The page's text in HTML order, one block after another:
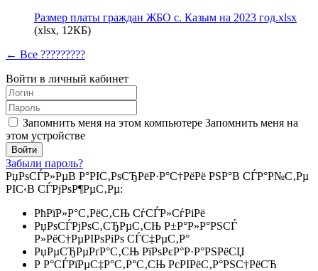
Размер платы граждан ЖБО с. Казым на 2023 год.xlsx
(xlsx, 12КБ)
← Все ?????????
Войти в личный кабинет
Запомнить меня на этом компьютере Запомнить меня на
этом устройстве
Забыли пароль?
РџРѕСЃР»РµВ Р°РІС‚РѕСЂРёР·Р°С†РёРё РЅР°В СЃР°Р№С‚Рµ
РІС‹В СЃРјРѕР¶РµС‚Рµ:
РћРїР»Р°С‚РёС‚СЊ СѓСЃР»СѓРіРё
РџРѕСЃРјРѕС‚СЂРµС‚СЊ Р±Р°Р»Р°РЅСЃ
Р»РёС†РµРІРѕРіРѕ СЃС‡РµС‚Р°
РџРµСЂРµРґР°С‚СЊ РїРѕРєР°Р·Р°РЅРёСЏ
Р Р°СЃРїРµС‡Р°С‚Р°С‚СЊ РєРІРёС‚Р°РЅС†РёСЋ